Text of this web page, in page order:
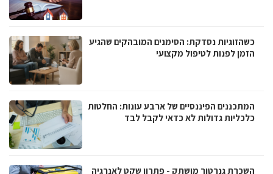
כשהזוגיות נסדקת: הסימנים המובהקים שהגיע
הזמן לפנות לטיפול מקצועי
המתכננים הפיננסיים של ארבע עונות: החלטות
כלכליות גדולות לא כדאי לקבל לבד
השכרת גנרטור מושתק - פתרון שקט לאנרגיה